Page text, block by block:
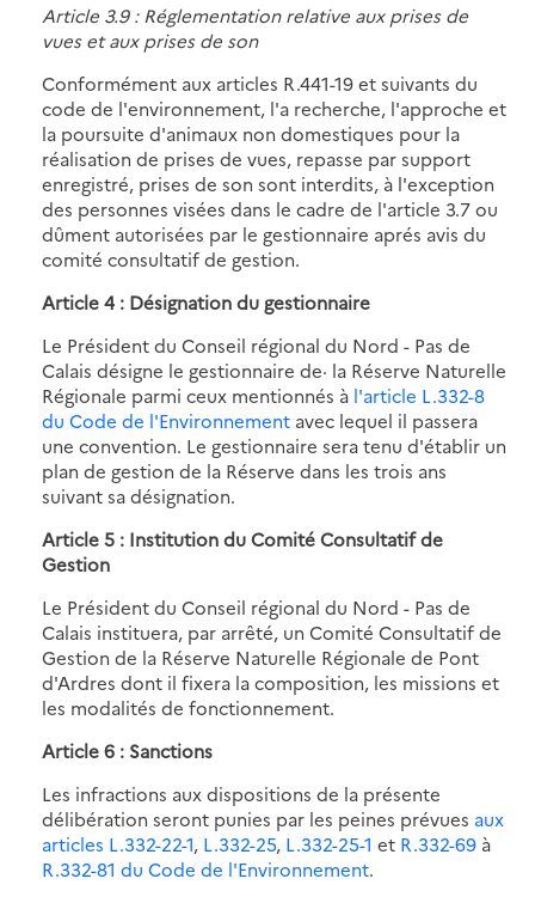
Article 3.9 : Réglementation relative aux prises de
vues et aux prises de son
Conformément aux articles R.441-19 et suivants du
code de l'environnement, l'a recherche, l'approche et
la poursuite d'animaux non domestiques pour la
réalisation de prises de vues, repasse par support
enregistré, prises de son sont interdits, à l'exception
des personnes visées dans le cadre de l'article 3.7 ou
dûment autorisées par le gestionnaire aprés avis du
comité consultatif de gestion.
Article 4 : Désignation du gestionnaire
Le Président du Conseil régional du Nord - Pas de
Calais désigne le gestionnaire de· la Réserve Naturelle
Régionale parmi ceux mentionnés à l'article L.332-8
du Code de l'Environnement avec lequel il passera
une convention. Le gestionnaire sera tenu d'établir un
plan de gestion de la Réserve dans les trois ans
suivant sa désignation.
Article 5 : Institution du Comité Consultatif de
Gestion
Le Président du Conseil régional du Nord - Pas de
Calais instituera, par arrêté, un Comité Consultatif de
Gestion de la Réserve Naturelle Régionale de Pont
d'Ardres dont il fixera la composition, les missions et
les modalités de fonctionnement.
Article 6 : Sanctions
Les infractions aux dispositions de la présente
délibération seront punies par les peines prévues aux
articles L.332-22-1, L.332-25, L.332-25-1 et R.332-69 à
R.332-81 du Code de l'Environnement.